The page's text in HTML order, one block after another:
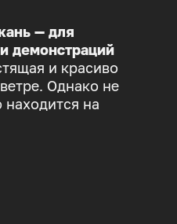
— для
демонстраций
и красиво
Однако не
на